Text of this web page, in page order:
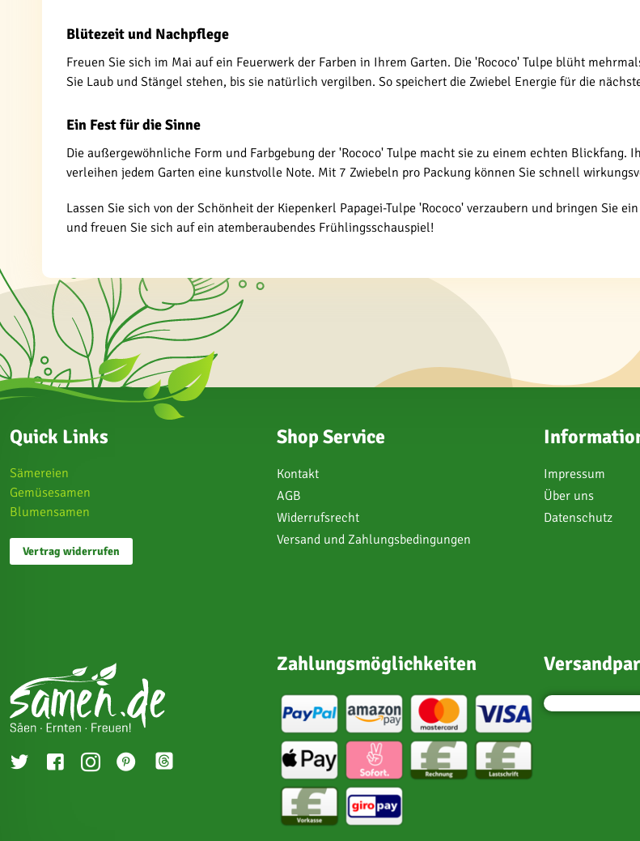
Blütezeit und Nachpflege
Freuen Sie sich im Mai auf ein Feuerwerk der Farben in Ihrem Garten. Die 'Rococo' Tulpe blüht
Sie Laub und Stängel stehen, bis sie natürlich vergilben. So speichert die Zwiebel Energie für die
Ein Fest für die Sinne
Die außergewöhnliche Form und Farbgebung der 'Rococo' Tulpe macht sie zu einem echten
verleihen jedem Garten eine kunstvolle Note. Mit 7 Zwiebeln pro Packung können Sie schnell
Lassen Sie sich von der Schönheit der Kiepenkerl Papagei-Tulpe 'Rococo' verzaubern und bringen Sie
und freuen Sie sich auf ein atemberaubendes Frühlingsschauspiel!
Quick Links
Sämereien
Gemüsesamen
Blumensamen
Vertrag widerrufen
Shop Service
Kontakt
AGB
Widerrufsrecht
Versand und Zahlungsbedingungen
Impressum
Über uns
Datenschutz
Zahlungsmöglichkeiten